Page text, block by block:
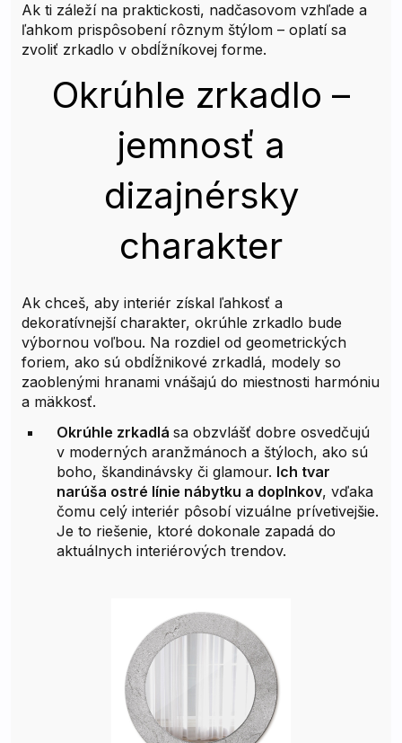
Ak ti záleží na praktickosti, nadčasovom vzhľade a
ľahkom prispôsobení rôznym štýlom – oplatí sa
zvoliť zrkadlo v obdĺžníkovej forme.
Okrúhle zrkadlo –
jemnosť a
dizajnérsky
charakter
Ak chceš, aby interiér získal ľahkosť a
dekoratívnejší charakter, okrúhle zrkadlo bude
výbornou voľbou. Na rozdiel od geometrických
foriem, ako sú obdĺžnikové zrkadlá, modely so
zaoblenými hranami vnášajú do miestnosti harmóniu
a mäkkosť.
Okrúhle zrkadlá sa obzvlášť dobre osvedčujú
v moderných aranžmánoch a štýloch, ako sú
boho, škandinávsky či glamour. Ich tvar
narúša ostré línie nábytku a doplnkov, vďaka
čomu celý interiér pôsobí vizuálne prívetivejšie.
Je to riešenie, ktoré dokonale zapadá do
aktuálnych interiérových trendov.